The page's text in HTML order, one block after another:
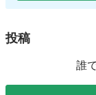
投稿
誰